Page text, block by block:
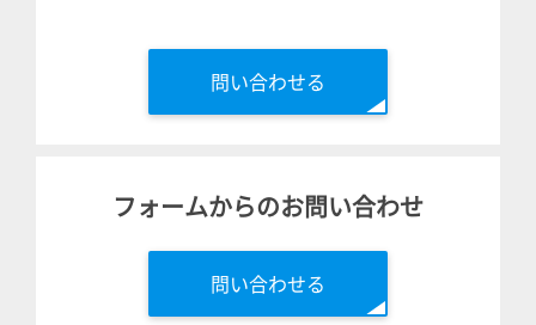
問い合わせる
フォームからのお問い合わせ
問い合わせる